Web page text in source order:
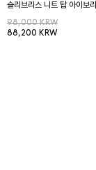
슬리브리스 니트 탑 아이보리
98,000 KRW
88,200 KRW